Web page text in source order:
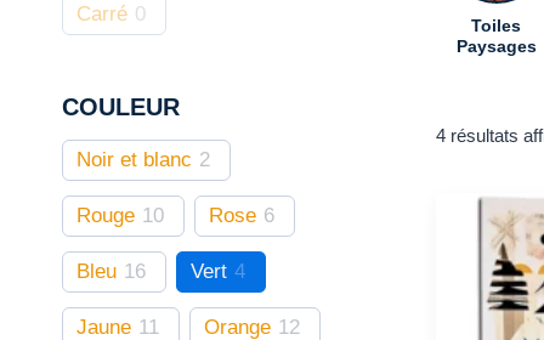
Toiles
Paysages
4 résultats
Carré 0
COULEUR
Noir et blanc 2
Rouge 10 Rose 6
Bleu 16 Vert 4
Jaune 11 Orange 12